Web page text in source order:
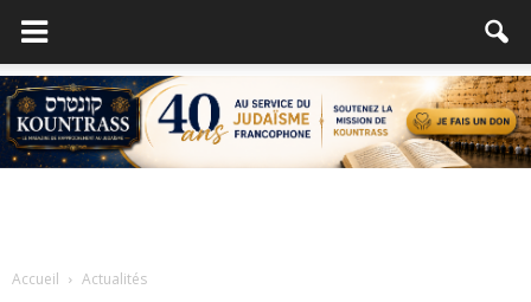
Accueil Actualités